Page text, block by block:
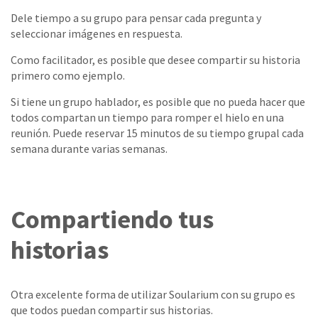
Dele tiempo a su grupo para pensar cada pregunta y
seleccionar imágenes en respuesta.
Como facilitador, es posible que desee compartir su historia
primero como ejemplo.
Si tiene un grupo hablador, es posible que no pueda hacer que
todos compartan un tiempo para romper el hielo en una
reunión. Puede reservar 15 minutos de su tiempo grupal cada
semana durante varias semanas.
Compartiendo tus
historias
Otra excelente forma de utilizar Soularium con su grupo es
que todos puedan compartir sus historias.